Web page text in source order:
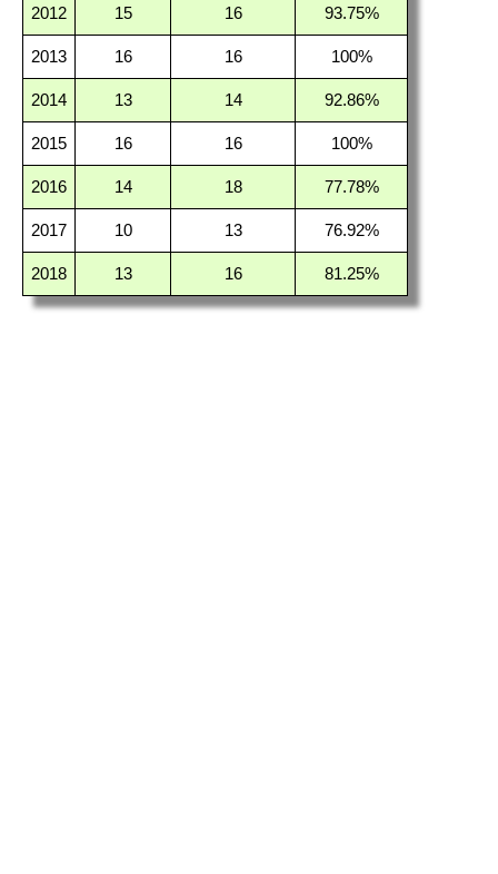
2012 15 16 93.75%
2013 16 16 100%
2014 13 14 92.86%
2015 16 16 100%
2016 14 18 77.78%
2017 10 13 76.92%
2018 13 16 81.25%